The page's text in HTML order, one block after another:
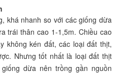
khá nhanh so với các giống dừa
trái thân cao 1-1,5m. Chiều cao
không kén đất, các loại đất thịt,
Nhưng tốt nhất là loại đất thịt
dừa nên trồng gần nguồn